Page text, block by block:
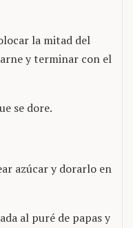
la mitad del
y terminar con el
se dore.
azúcar y dorarlo en
al puré de papas y